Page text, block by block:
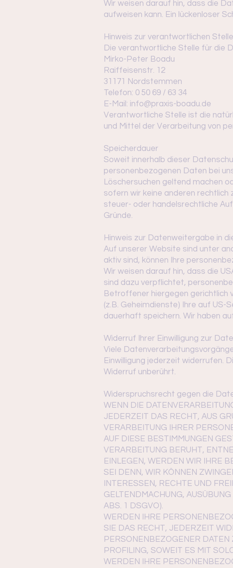
Wir weisen darauf hin, dass die
aufweisen kann. Ein lückenloser
Hinweis zur verantwortlichen Stelle
Die verantwortliche Stelle für die
Mirko-Peter Boadu
Raiffeisenstr. 12
31171 Nordstemmen
Telefon: 0 50 69 / 63 34
E-Mail: info@praxis-boadu.de
Verantwortliche Stelle ist die
und Mittel der Verarbeitung von
Speicherdauer
Soweit innerhalb dieser
personenbezogenen Daten bei
Löschersuchen geltend machen
sofern wir keine anderen rechtlich
steuer- oder handelsrechtliche
Gründe.
Hinweis zur Datenweitergabe in
Auf unserer Website sind unter
aktiv sind, können Ihre
Wir weisen darauf hin, dass die
sind dazu verpflichtet,
Betroffener hiergegen gerichtlich
(z.B. Geheimdienste) Ihre auf
dauerhaft speichern. Wir haben
Widerruf Ihrer Einwilligung zur
Viele
Einwilligung jederzeit widerrufen.
Widerruf unberührt.
Widerspruchsrecht gegen die
WENN DIE
JEDERZEIT DAS RECHT, AUS
VERARBEITUNG IHRER
AUF DIESE BESTIMMUNGEN
VERARBEITUNG BERUHT,
EINLEGEN, WERDEN WIR IHRE
SEI DENN, WIR KÖNNEN
INTERESSEN, RECHTE UND
GELTENDMACHUNG,
ABS. 1 DSGVO).
WERDEN IHRE
SIE DAS RECHT, JEDERZEIT
PERSONENBEZOGENER
PROFILING, SOWEIT ES MIT
WERDEN IHRE